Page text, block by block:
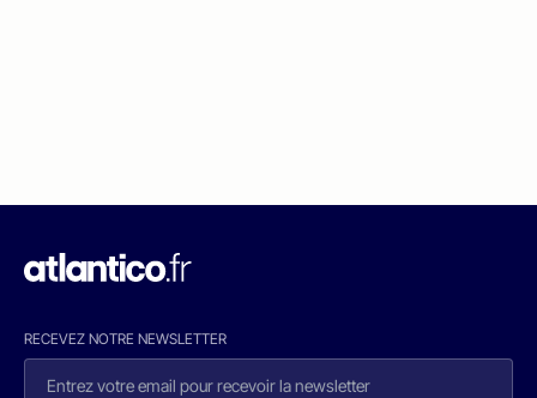
RECEVEZ NOTRE NEWSLETTER